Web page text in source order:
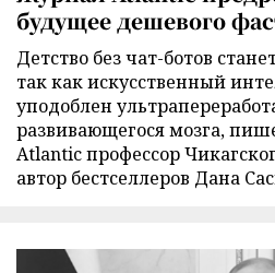
будущее дешевого
Детство без чат-ботов
так как искусственный
уподоблен
развивающегося мозга,
Atlantic профессор
автор бестселлеров Дана